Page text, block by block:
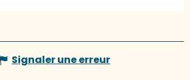
Signaler une erreur